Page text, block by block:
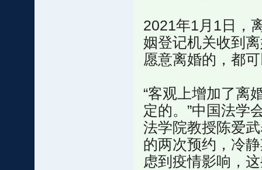
2021年1月1日，
姻登记机关收到
愿意离婚的，都
“客观上增加了离
定的。”中国法学
法学院教授陈爱
的两次预约，冷
虑到疫情影响，